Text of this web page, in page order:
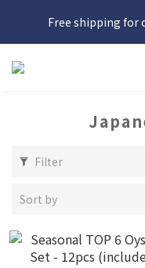
日本接近假期，貨源較
貨，請
Free shipping for
日本接近假期，貨源較
貨，請
Filter
Sort by